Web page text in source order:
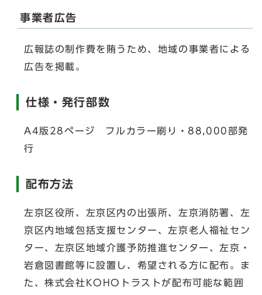
事業者広告
広報誌の制作費を賄うため、地域の事業者による
広告を掲載。
仕様・発行部数
A4版28ページ フルカラー刷り・88,000部発
行
配布方法
左京区役所、左京区内の出張所、左京消防署、左
京区内地域包括支援センター、左京老人福祉セン
ター、左京区地域介護予防推進センター、左京・
岩倉図書館等に設置し、希望される方に配布。ま
た、株式会社KOHOトラストが配布可能な範囲